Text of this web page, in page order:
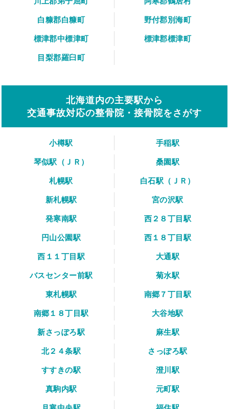
白糠郡白糠町
野付郡別海町
標津郡中標津町
標津郡標津町
目梨郡羅臼町
北海道内の主要駅から
交通事故対応の整骨院・接骨院をさがす
小樽駅
手稲駅
琴似駅（ＪＲ）
桑園駅
札幌駅
白石駅（ＪＲ）
新札幌駅
宮の沢駅
発寒南駅
西２８丁目駅
円山公園駅
西１８丁目駅
西１１丁目駅
大通駅
バスセンター前駅
菊水駅
東札幌駅
南郷７丁目駅
南郷１８丁目駅
大谷地駅
新さっぽろ駅
麻生駅
北２４条駅
さっぽろ駅
すすきの駅
澄川駅
真駒内駅
元町駅